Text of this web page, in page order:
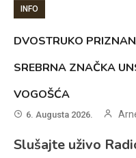
INFO
DVOSTRUKO
SREBRNA ZNAČKA
VOGOŠĆA
6. Augusta 2026.
Slušajte uživo